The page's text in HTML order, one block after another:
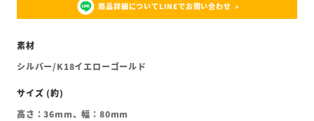
商品詳細についてLINEでお問い合わせ
シルバー/K18イエローゴールド
高さ：36mm、幅：80mm